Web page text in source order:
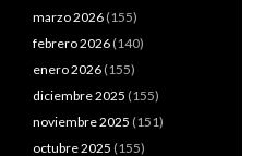
marzo 2026 (155)
febrero 2026 (140)
enero 2026 (155)
diciembre 2025 (155)
noviembre 2025 (151)
octubre 2025 (155)